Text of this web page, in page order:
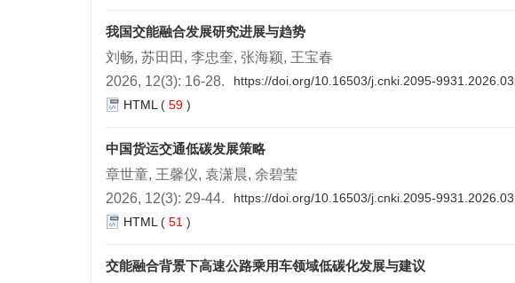
我国交能融合发展研究进展与趋势
刘畅, 苏田田, 李忠奎, 张海颖, 王宝春
2026, 12(3): 16-28.
https://doi.org/10.16503/j.cnki.2095-
HTML ( 59 )
中国货运交通低碳发展策略
章世童, 王馨仪, 袁潇晨, 余碧莹
2026, 12(3): 29-44.
https://doi.org/10.16503/j.cnki.2095-
HTML ( 51 )
交能融合背景下高速公路乘用车领域低碳化发展与建议